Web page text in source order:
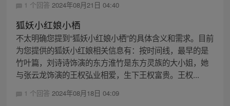
1 个回答 2024年08月21日 04:40
狐妖小红娘小栖
不太明确您提到“狐妖小红娘小栖”的具体含义和需求。目前
为您提供的狐妖小红娘相关信息有：按时间线，最早的是
竹叶篇，刘诗诗饰演的东方淮竹是东方灵族的大小姐，她
与张云龙饰演的王权弘业相爱，生下王权富贵。王权...
1 个回答 2024年08月18日 04:09